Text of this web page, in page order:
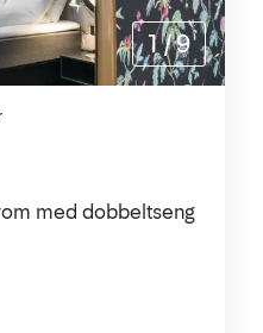
med dobbeltseng
1 /9